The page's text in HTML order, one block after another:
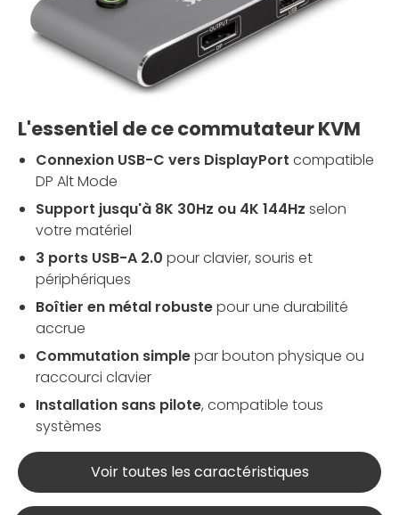
L'essentiel de ce commutateur KVM
Connexion USB-C vers DisplayPort compatible
DP Alt Mode
Support jusqu'à 8K 30Hz ou 4K 144Hz selon
votre matériel
3 ports USB-A 2.0 pour clavier, souris et
périphériques
Boîtier en métal robustepour une durabilité
accrue
Commutation simplepar bouton physique ou
raccourci clavier
Installation sans pilote, compatible tous
systèmes
Voir toutes les caractéristiques